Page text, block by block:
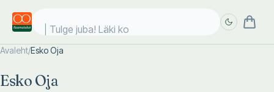
Tulge juba! Läki koo
Avaleht/Esko Oja
Esko Oja